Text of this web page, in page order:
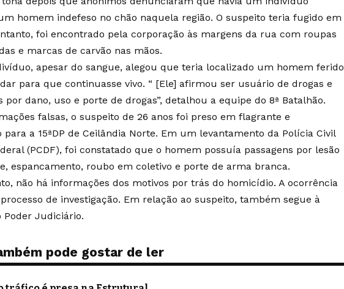
homem indefeso no chão naquela região. O suspeito teria fugido em
foi encontrado pela corporação às margens da rua com roupas
e marcas de carvão nas mãos.
apesar do sangue, alegou que teria localizado um homem ferido
para que continuasse vivo. “ [Ele] afirmou ser usuário de drogas e
por dano, uso e porte de drogas”, detalhou a equipe do 8ª Batalhão.
falsas, o suspeito de 26 anos foi preso em flagrante e
para a 15ªDP de Ceilândia Norte. Em um levantamento da Polícia Civil
(PCDF), foi constatado que o homem possuía passagens por lesão
espancamento, roubo em coletivo e porte de arma branca.
não há informações dos motivos por trás do homicídio. A ocorrência
de investigação. Em relação ao suspeito, também segue à
Poder Judiciário.
pode gostar de ler